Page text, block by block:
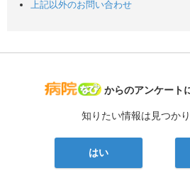
上記以外のお問い合わせ
病院なび
からのアンケート
知りたい情報は見つか
はい